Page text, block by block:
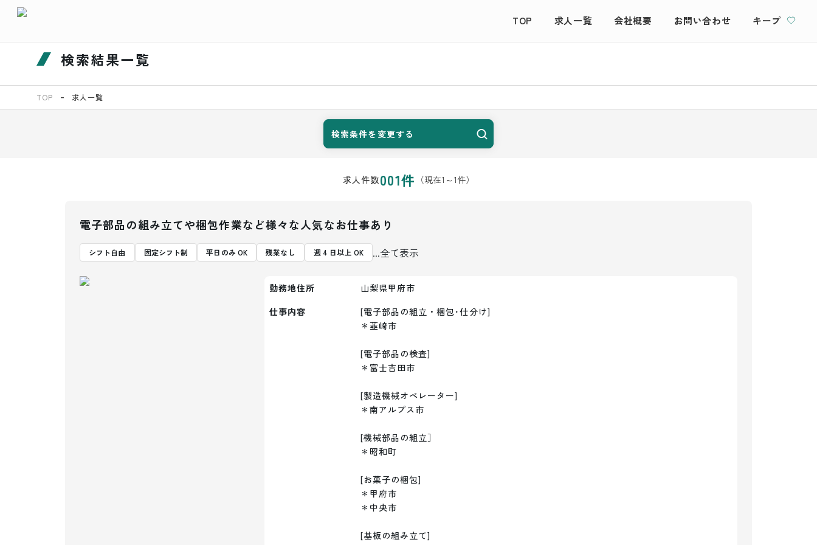
TOP 求人一覧 会社概要 お問い合わせ キープ
検索結果一覧
TOP 求人一覧
検索条件を変更する
求人件数001件 （現在1 ～1件）
電子部品の組み立てや梱包作業など様々な人気なお仕事あり
シフト自由 固定シフト制 平日のみ OK 残業なし 週 4 日以上 OK ...全て表示
勤務地住所
山梨県甲府市
仕事内容
[電子部品の組立・梱包･仕分け]
＊韮崎市
[電子部品の検査]
＊富士吉田市
[製造機械オペレーター]
＊南アルプス市
[機械部品の組立］
＊昭和町
[お菓子の梱包]
＊甲府市
＊中央市
[基板の組み立て]